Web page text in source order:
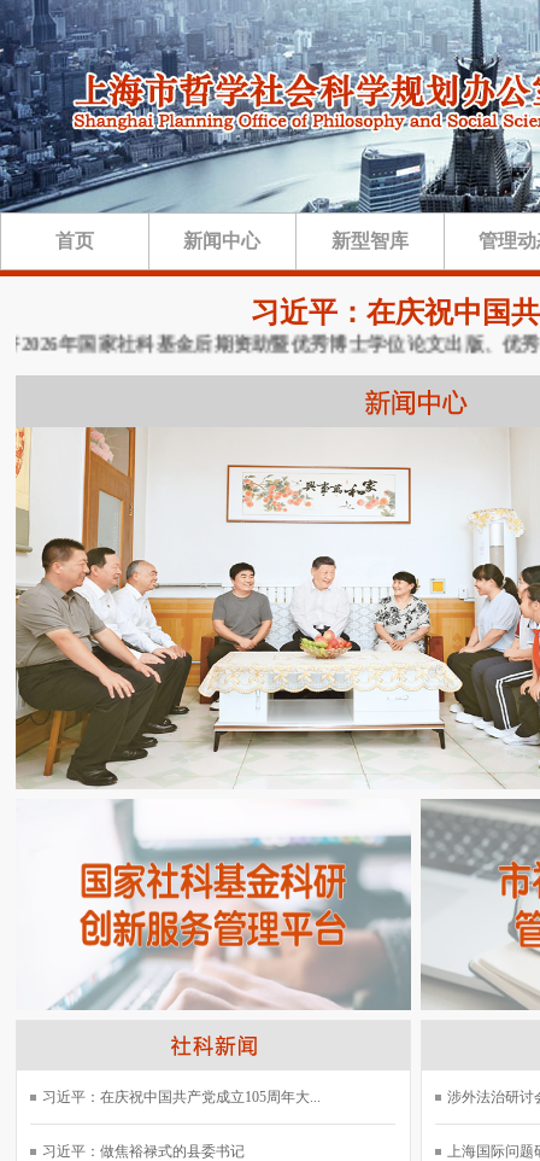
首页 新闻中心 新型智库 管理
习近平：在庆祝中国
年国家社科基金后期资助暨优秀博士学位论文出版、优秀学
习近平：在庆祝中国共产党成立105周年大...
习近平：做焦裕禄式的县委书记
涉外法治研讨
上海国际问题